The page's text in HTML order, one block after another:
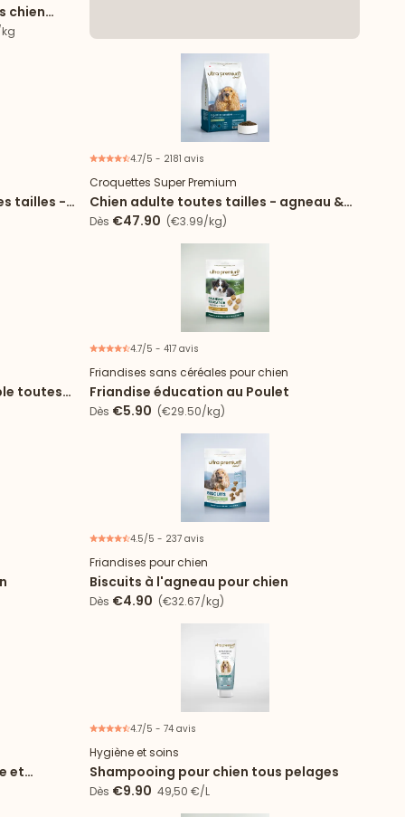
chien
tailles -
4.7/5 - 2181 avis
Croquettes Super Premium
Chien adulte toutes tailles - agneau &
riz
Dès €47.90 (€3.99/kg)
toutes
4.7/5 - 417 avis
Friandises sans céréales pour chien
Friandise éducation au Poulet
Dès €5.90 (€29.50/kg)
4.5/5 - 237 avis
Friandises pour chien
Biscuits à l'agneau pour chien
Dès €4.90 (€32.67/kg)
et
4.7/5 - 74 avis
Hygiène et soins
Shampooing pour chien tous pelages
Dès €9.90 49,50 €/L